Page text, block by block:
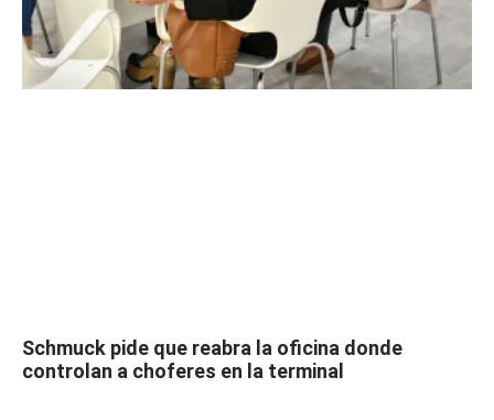
Schmuck pide que reabra la oficina donde
controlan a choferes en la terminal